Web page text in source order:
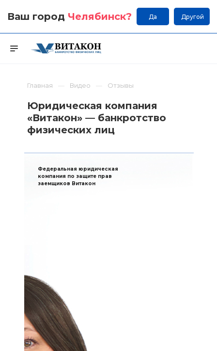
Ваш город Челябинск? Да Другой
Главная Видео Отзывы
Юридическая компания
«Витакон» — банкротство
физических лиц
Федеральная юридическая
компания по защите прав
заемщиков Витакон